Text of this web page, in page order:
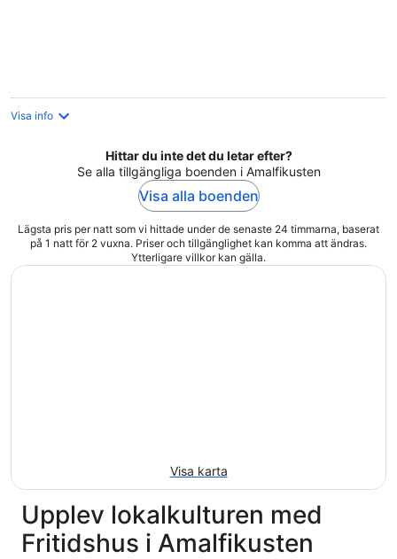
Visa info
Hittar du inte det du letar efter?
Se alla tillgängliga boenden i Amalfikusten
Visa alla boenden
Lägsta pris per natt som vi hittade under de senaste 24 timmarna, baserat
på 1 natt för 2 vuxna. Priser och tillgänglighet kan komma att ändras.
Ytterligare villkor kan gälla.
Visa karta
Upplev lokalkulturen med
Fritidshus i Amalfikusten